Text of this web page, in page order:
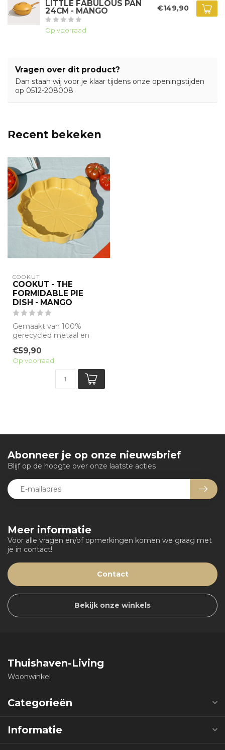
LITTLE FABULOUS PAN
24CM - MANGO
Op voorraad
€149,90
Vragen over dit product?
Dan staan wij voor je klaar tijdens onze openingstijden
op 0512-208008
Recent bekeken
COOKUT
COOKUT - THE
FORMIDABLE PIE
DISH - MANGO
Gemaakt van 100%
gerecycled metaal en
antiaanbaklaag, ...
€59,90
Op voorraad
Meer informatie
Voor alle vragen en/of opmerkingen komen we graag met
je in contact!
Contact
Bekijk onze winkels
Abonneer je op onze nieuwsbrief
Blijf op de hoogte over onze laatste acties
Thuishaven-Living
Woonwinkel
Categorieën
Informatie